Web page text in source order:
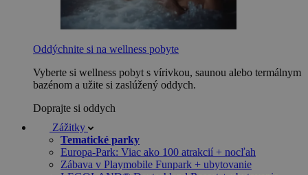
Oddýchnite si na wellness pobyte
Vyberte si wellness pobyt s vírivkou, saunou alebo termálnym
bazénom a užite si zaslúžený oddych.
Doprajte si oddych
Zážitky
Tematické parky
Europa-Park: Viac ako 100 atrakcií + nocľah
Zábava v Playmobile Funpark + ubytovanie